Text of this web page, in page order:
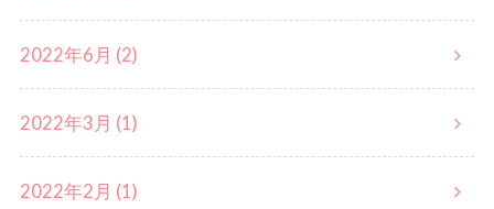
2022年6月 (2)
2022年3月 (1)
2022年2月 (1)